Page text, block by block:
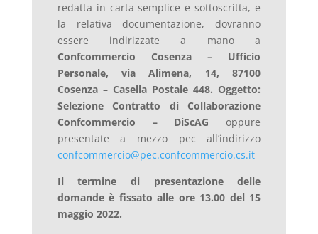
redatta in carta semplice e sottoscritta, e
la relativa documentazione, dovranno
essere indirizzate a mano a
Confcommercio Cosenza – Ufficio
Personale, via Alimena, 14, 87100
Cosenza – Casella Postale 448. Oggetto:
Selezione Contratto di Collaborazione
Confcommercio – DiScAG oppure
presentate a mezzo pec all’indirizzo
confcommercio@pec.confcommercio.cs.it
Il termine di presentazione delle
domande è fissato alle ore 13.00 del 15
maggio 2022.